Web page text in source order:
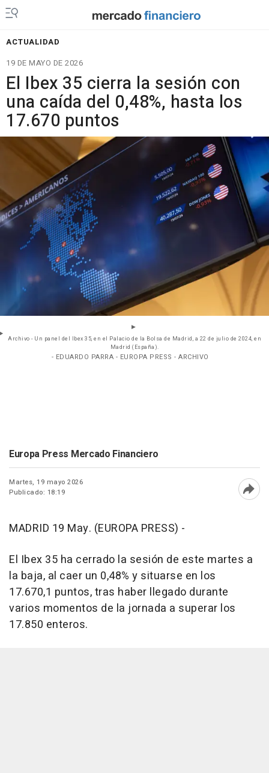
ACTUALIDAD
19 DE MAYO DE 2026
El Ibex 35 cierra la sesión con
una caída del 0,48%, hasta los
17.670 puntos
Archivo - Un panel del Ibex 35, en el Palacio de la Bolsa de Madrid, a 22 de julio de 2024, en
Madrid (España).
- EDUARDO PARRA - EUROPA PRESS - ARCHIVO
Europa Press Mercado Financiero
Martes, 19 mayo 2026
Publicado: 18:19
MADRID 19 May. (EUROPA PRESS) -
El Ibex 35 ha cerrado la sesión de este martes a
la baja, al caer un 0,48% y situarse en los
17.670,1 puntos, tras haber llegado durante
varios momentos de la jornada a superar los
17.850 enteros.